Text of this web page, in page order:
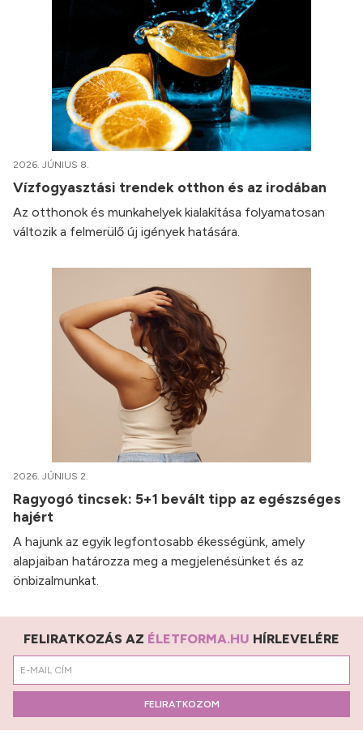
2026. JÚNIUS 8.
Vízfogyasztási trendek otthon és az irodában
Az otthonok és munkahelyek kialakítása folyamatosan
változik a felmerülő új igények hatására.
2026. JÚNIUS 2.
Ragyogó tincsek: 5+1 bevált tipp az egészséges
hajért
A hajunk az egyik legfontosabb ékességünk, amely
alapjaiban határozza meg a megjelenésünket és az
önbizalmunkat.
FELIRATKOZÁS AZ ÉLETFORMA.HU HÍRLEVELÉRE
FELIRATKOZOM